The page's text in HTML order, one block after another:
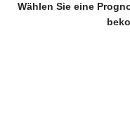
Wählen Sie eine